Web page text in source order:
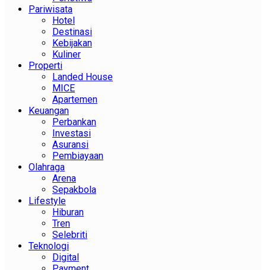
Pariwisata
Hotel
Destinasi
Kebijakan
Kuliner
Properti
Landed House
MICE
Apartemen
Keuangan
Perbankan
Investasi
Asuransi
Pembiayaan
Olahraga
Arena
Sepakbola
Lifestyle
Hiburan
Tren
Selebriti
Teknologi
Digital